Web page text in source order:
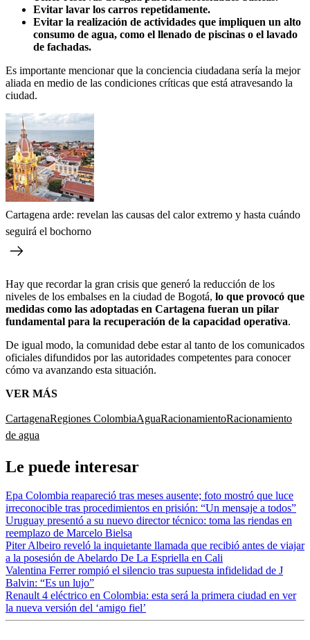
Evitar lavar los carros repetidamente.
Evitar la realización de actividades que impliquen un alto
consumo de agua, como el llenado de piscinas o el lavado
de fachadas.
Es importante mencionar que la conciencia ciudadana sería la mejor
aliada en medio de las condiciones críticas que está atravesando la
ciudad.
Cartagena arde: revelan las causas del calor extremo y hasta cuándo
seguirá el bochorno
Hay que recordar la gran crisis que generó la reducción de los
niveles de los embalses en la ciudad de Bogotá, lo que provocó que
medidas como las adoptadas en Cartagena fueran un pilar
fundamental para la recuperación de la capacidad operativa.
De igual modo, la comunidad debe estar al tanto de los comunicados
oficiales difundidos por las autoridades competentes para conocer
cómo va avanzando esta situación.
VER MÁS
CartagenaRegiones ColombiaAguaRacionamientoRacionamiento
de agua
Le puede interesar
Epa Colombia reapareció tras meses ausente; foto mostró que luce
irreconocible tras procedimientos en prisión: “Un mensaje a todos”
Uruguay presentó a su nuevo director técnico: toma las riendas en
reemplazo de Marcelo Bielsa
Piter Albeiro reveló la inquietante llamada que recibió antes de viajar
a la posesión de Abelardo De La Espriella en Cali
Valentina Ferrer rompió el silencio tras supuesta infidelidad de J
Balvin: “Es un lujo”
Renault 4 eléctrico en Colombia: esta será la primera ciudad en ver
la nueva versión del ‘amigo fiel’